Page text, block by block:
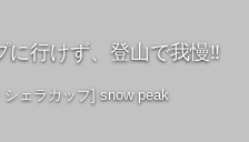
に行けず、登山で我慢‼︎
シェラカップ] snow peak